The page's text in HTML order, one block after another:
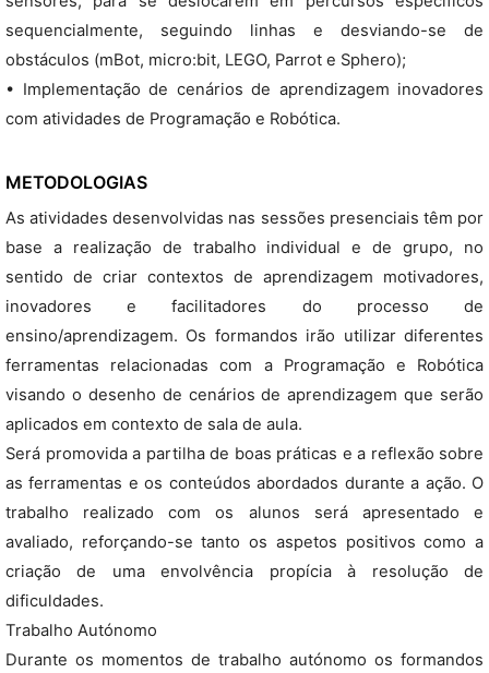
sequencialmente, seguindo linhas e desviando-se de
obstáculos (mBot, micro:bit, LEGO, Parrot e Sphero);
• Implementação de cenários de aprendizagem inovadores
com atividades de Programação e Robótica.
METODOLOGIAS
As atividades desenvolvidas nas sessões presenciais têm por
base a realização de trabalho individual e de grupo, no
sentido de criar contextos de aprendizagem motivadores,
inovadores e facilitadores do processo de
ensino/aprendizagem. Os formandos irão utilizar diferentes
ferramentas relacionadas com a Programação e Robótica
visando o desenho de cenários de aprendizagem que serão
aplicados em contexto de sala de aula.
Será promovida a partilha de boas práticas e a reflexão sobre
as ferramentas e os conteúdos abordados durante a ação. O
trabalho realizado com os alunos será apresentado e
avaliado, reforçando-se tanto os aspetos positivos como a
criação de uma envolvência propícia à resolução de
dificuldades.
Trabalho Autónomo
Durante os momentos de trabalho autónomo os formandos